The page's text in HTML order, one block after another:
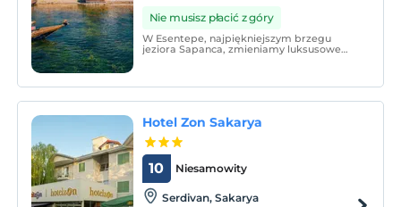
Nie musisz płacić z góry
W Esentepe, najpiękniejszym brzegu
jeziora Sapanca, zmieniamy luksusowe
Hotel Zon Sakarya
Niesamowity
10
Serdivan, Sakarya